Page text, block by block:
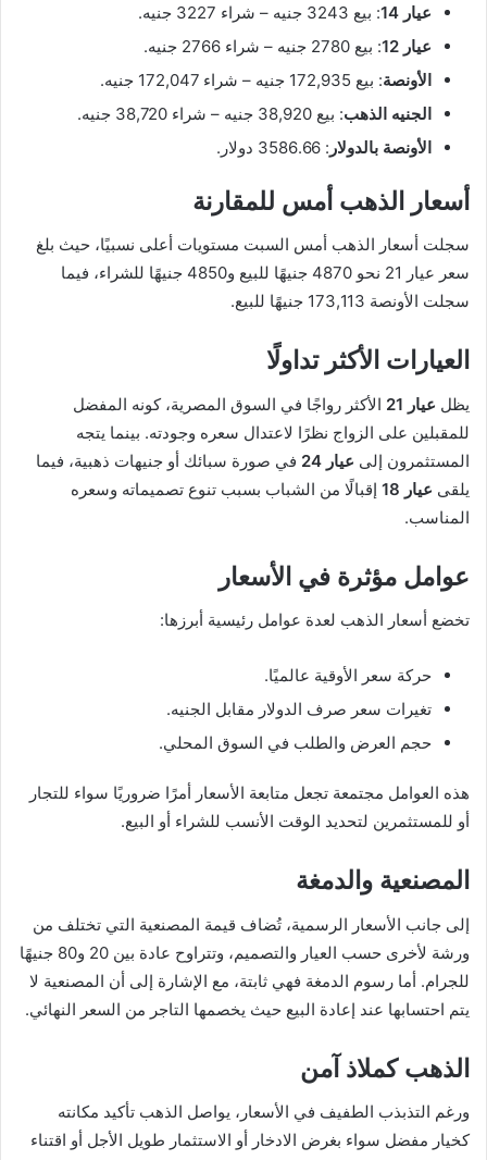
عيار 14
: بيع 3243 جنيه – شراء 3227 جنيه.
عيار 12
: بيع 2780 جنيه – شراء 2766 جنيه.
الأونصة: بيع 172,935 جنيه – شراء 172,047 جنيه.
الجنيه الذهب: بيع 38,920 جنيه – شراء 38,720 جنيه.
الأونصة بالدولار : 3586.66 دولار.
أسعار الذهب أمس للمقارنة
سجلت أسعار الذهب أمس السبت مستويات أعلى نسبيًا، حيث بلغ
سعر عيار 21 نحو 4870 جنيهًا للبيع و4850 جنيهًا للشراء، فيما
سجلت الأونصة 173,113 جنيهًا للبيع.
العيارات الأكثر تداولًا
يظل عيار 21
الأكثر رواجًا في السوق المصرية، كونه المفضل
للمقبلين على الزواج نظرًا لاعتدال سعره وجودته. بينما يتجه
المستثمرون إلى عيار 24
في صورة سبائك أو جنيهات ذهبية، فيما
يلقى عيار 18
إقبالًا من الشباب بسبب تنوع تصميماته وسعره
المناسب.
عوامل مؤثرة في الأسعار
تخضع أسعار الذهب لعدة عوامل رئيسية أبرزها:
حركة سعر الأوقية عالميًا.
تغيرات سعر صرف الدولار مقابل الجنيه.
حجم العرض والطلب في السوق المحلي.
هذه العوامل مجتمعة تجعل متابعة الأسعار أمرًا ضروريًا سواء للتجار
أو للمستثمرين لتحديد الوقت الأنسب للشراء أو البيع.
المصنعية والدمغة
إلى جانب الأسعار الرسمية، تُضاف قيمة المصنعية التي تختلف من
ورشة لأخرى حسب العيار والتصميم، وتتراوح عادة بين 20 و80 جنيهًا
للجرام. أما رسوم الدمغة فهي ثابتة، مع الإشارة إلى أن المصنعية لا
يتم احتسابها عند إعادة البيع حيث يخصمها التاجر من السعر النهائي.
الذهب كملاذ آمن
ورغم التذبذب الطفيف في الأسعار، يواصل الذهب تأكيد مكانته
كخيار مفضل سواء بغرض الادخار أو الاستثمار طويل الأجل أو اقتناء